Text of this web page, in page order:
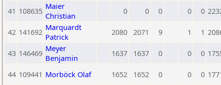
41 108635 Maier
Christian
0 0 0 0 0
42 141692 Marquardt
Patrick
2080 2071 9 1 1
43 146469 Meyer
Benjamin
1637 1637 0 0 0
44 109441 Morböck Olaf 1652 1652 0 0 0